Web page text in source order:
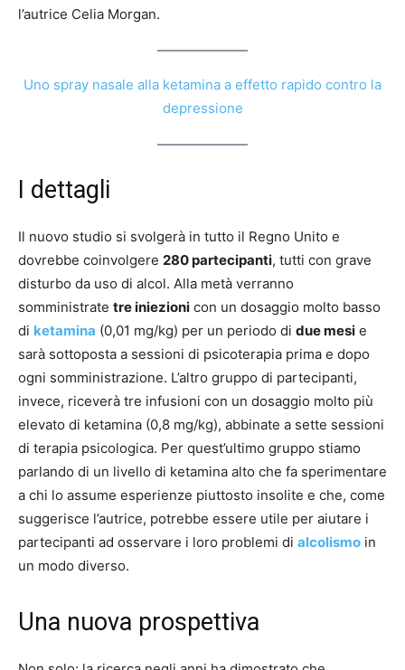
l’autrice Celia Morgan.
Uno spray nasale alla ketamina a effetto rapido contro la
depressione
I dettagli
Il nuovo studio si svolgerà in tutto il Regno Unito e
dovrebbe coinvolgere 280 partecipanti, tutti con grave
disturbo da uso di alcol. Alla metà verranno
somministrate tre iniezioni con un dosaggio molto basso
di ketamina (0,01 mg/kg) per un periodo di due mesi e
sarà sottoposta a sessioni di psicoterapia prima e dopo
ogni somministrazione. L’altro gruppo di partecipanti,
invece, riceverà tre infusioni con un dosaggio molto più
elevato di ketamina (0,8 mg/kg), abbinate a sette sessioni
di terapia psicologica. Per quest’ultimo gruppo stiamo
parlando di un livello di ketamina alto che fa sperimentare
a chi lo assume esperienze piuttosto insolite e che, come
suggerisce l’autrice, potrebbe essere utile per aiutare i
partecipanti ad osservare i loro problemi di alcolismo in
un modo diverso.
Una nuova prospettiva